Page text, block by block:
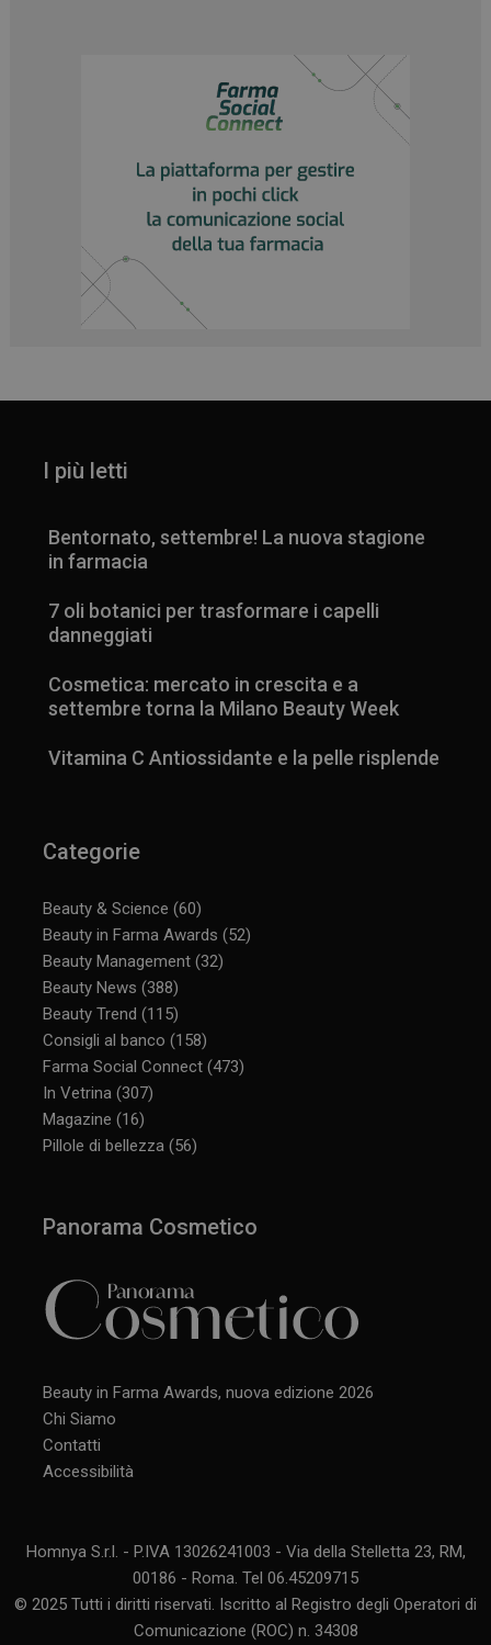
I più letti
Bentornato, settembre! La nuova stagione
in farmacia
7 oli botanici per trasformare i capelli
danneggiati
Cosmetica: mercato in crescita e a
settembre torna la Milano Beauty Week
Vitamina C Antiossidante e la pelle risplende
Categorie
Beauty & Science (60)
Beauty in Farma Awards (52)
Beauty Management (32)
Beauty News (388)
Beauty Trend (115)
Consigli al banco (158)
Farma Social Connect (473)
In Vetrina (307)
Magazine (16)
Pillole di bellezza (56)
Panorama Cosmetico
Beauty in Farma Awards, nuova edizione 2026
Chi Siamo
Contatti
Accessibilità
Homnya S.r.l. - P.IVA 13026241003 - Via della Stelletta 23, RM,
00186 - Roma. Tel 06.45209715
© 2025 Tutti i diritti riservati. Iscritto al Registro degli Operatori di
Comunicazione (ROC) n. 34308
Google LLC
.panoramacosmetico.it
CookieScriptConsent
CookieScript
www.panoramacosmetico.it